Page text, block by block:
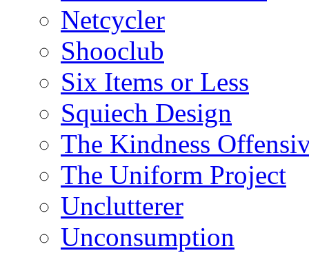
Netcycler
Shooclub
Six Items or Less
Squiech Design
The Kindness
The Uniform Project
Unclutterer
Unconsumption